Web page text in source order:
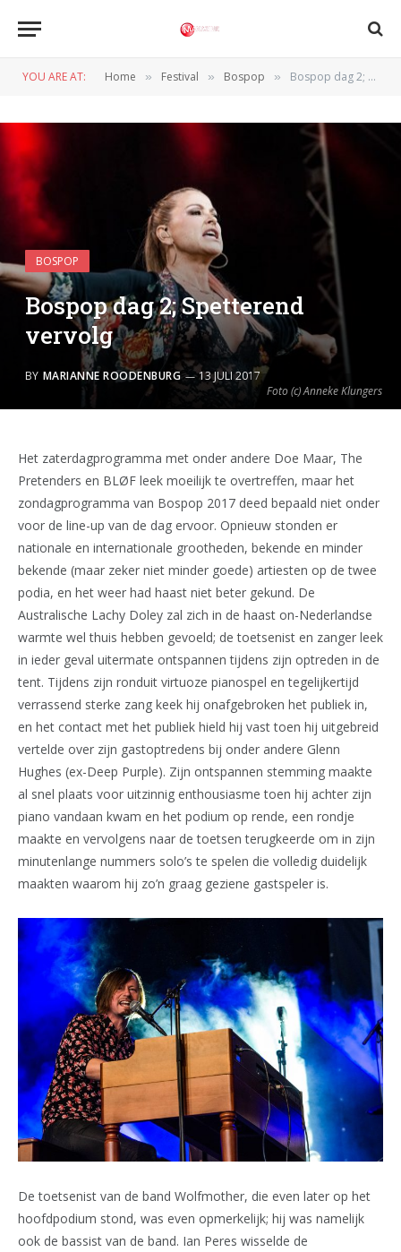
YOU ARE AT: Home » Festival » Bospop » Bospop dag 2; Spetterend vervolg
Foto (c) Anneke Klungers
BOSPOP
Bospop dag 2; Spetterend
vervolg
BY MARIANNE ROODENBURG 13 JULI 2017
Het zaterdagprogramma met onder andere Doe Maar, The
Pretenders en BLØF leek moeilijk te overtreffen, maar het
zondagprogramma van Bospop 2017 deed bepaald niet onder
voor de line-up van de dag ervoor. Opnieuw stonden er
nationale en internationale grootheden, bekende en minder
bekende (maar zeker niet minder goede) artiesten op de twee
podia, en het weer had haast niet beter gekund. De
Australische Lachy Doley zal zich in de haast on-Nederlandse
warmte wel thuis hebben gevoeld; de toetsenist en zanger leek
in ieder geval uitermate ontspannen tijdens zijn optreden in de
tent. Tijdens zijn ronduit virtuoze pianospel en tegelijkertijd
verrassend sterke zang keek hij onafgebroken het publiek in,
en het contact met het publiek hield hij vast toen hij uitgebreid
vertelde over zijn gastoptredens bij onder andere Glenn
Hughes (ex-Deep Purple). Zijn ontspannen stemming maakte
al snel plaats voor uitzinnig enthousiasme toen hij achter zijn
piano vandaan kwam en het podium op rende, een rondje
maakte en vervolgens naar de toetsen terugkeerde om in zijn
minutenlange nummers solo’s te spelen die volledig duidelijk
maakten waarom hij zo’n graag geziene gastspeler is.
De toetsenist van de band Wolfmother, die even later op het
hoofdpodium stond, was even opmerkelijk; hij was namelijk
ook de bassist van de band. Ian Peres wisselde de